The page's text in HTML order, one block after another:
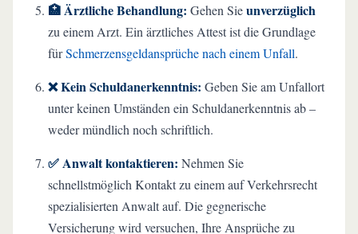
🏥 Ärztliche Behandlung: Gehen Sieunverzüglich
zu einem Arzt. Ein ärztliches Attest ist die Grundlage
fürSchmerzensgeldansprüche nach einem Unfall.
❌ Kein Schuldanerkenntnis: Geben Sie am Unfallort
unter keinen Umständen ein Schuldanerkenntnis ab –
weder mündlich noch schriftlich.
✅ Anwalt kontaktieren: Nehmen Sie
schnellstmöglich Kontakt zu einem auf Verkehrsrecht
spezialisierten Anwalt auf. Die gegnerische
Versicherung wird versuchen, Ihre Ansprüche zu